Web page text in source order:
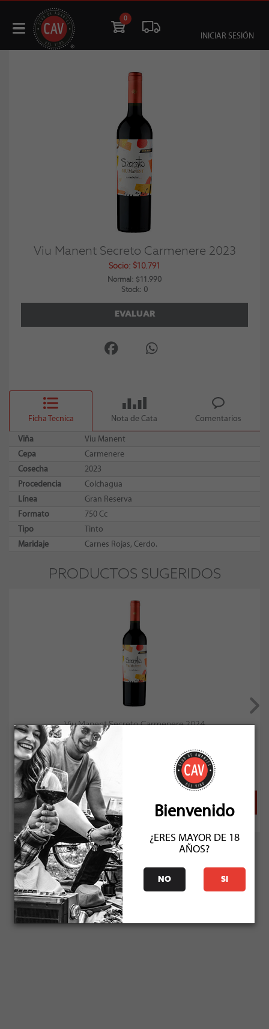
0
INICIAR SESIÓN
Viu Manent Secreto Carmenere 2023
Socio: $10.791
Normal: $11.990
Stock: 0
EVALUAR
Ficha Tecnica Nota de Cata Comentarios
Viña
Viu Manent
Cepa
Carmenere
Cosecha
2023
Procedencia
Colchagua
Línea
Gran Reserva
Formato
750 Cc
Tipo
Tinto
Maridaje
Carnes Rojas, Cerdo.
PRODUCTOS SUGERIDOS
Viu Manent Secreto Carmenere 2024
Bienvenido
¿ERES MAYOR DE 18
AÑOS?
NO SI